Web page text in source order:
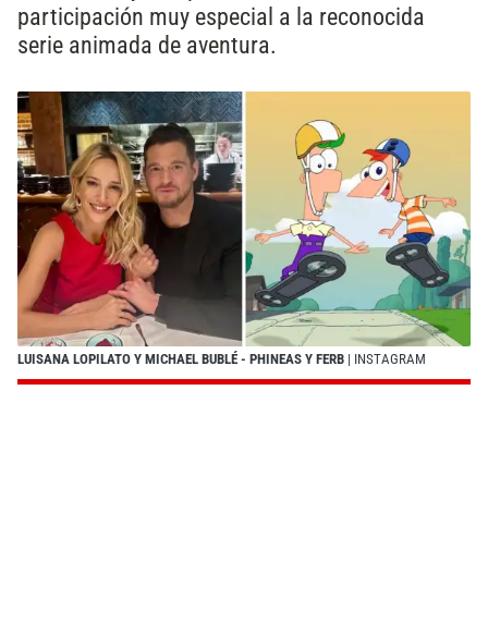
participación muy especial a la reconocida
serie animada de aventura.
LUISANA LOPILATO Y MICHAEL BUBLÉ - PHINEAS Y FERB | INSTAGRAM